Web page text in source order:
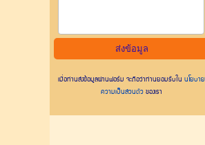
เมื่อท่านส่งข้อมูลผ่านฟอร์ม จะถือว่าท่านยอมรับใน นโยบาย
ความเป็นส่วนตัวของเรา